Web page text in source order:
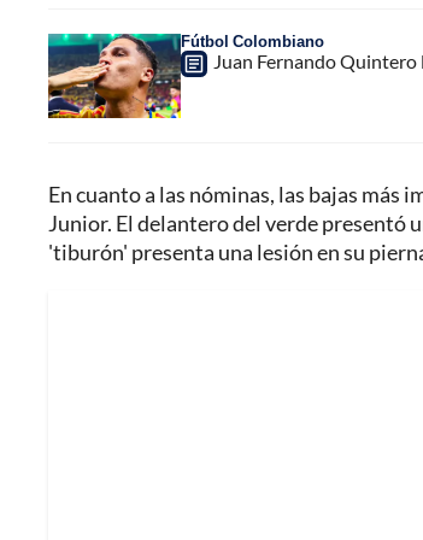
Fútbol Colombiano
Juan Fernando Quintero
En cuanto a las nóminas, las bajas más
Junior. El delantero del verde presentó
'tiburón' presenta una lesión en su